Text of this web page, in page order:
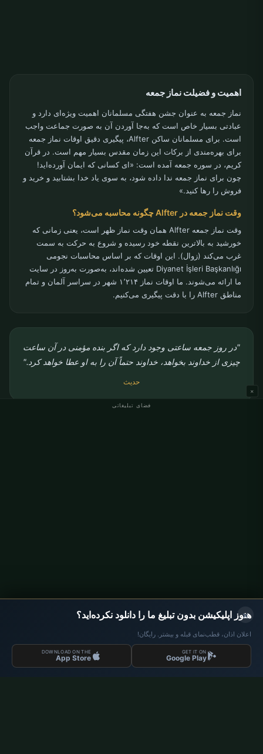
اهمیت و فضیلت نماز جمعه
نماز جمعه به عنوان جشن هفتگی مسلمانان اهمیت ویژه‌ای دارد و
عبادتی بسیار خاص است که به‌جا آوردن آن به صورت جماعت واجب
است. برای مسلمانان ساکن Alfter، پیگیری دقیق اوقات نماز جمعه
برای بهره‌مندی از برکات این زمان مقدس بسیار مهم است. در قرآن
کریم، در سوره جمعه آمده است: «ای کسانی که ایمان آورده‌اید!
چون برای نماز جمعه ندا داده شود، به سوی یاد خدا بشتابید و خرید و
فروش را رها کنید.»
وقت نماز جمعه در Alfter چگونه محاسبه می‌شود؟
وقت نماز جمعه Alfter همان وقت نماز ظهر است، یعنی زمانی که
خورشید به بالاترین نقطه خود رسیده و شروع به حرکت به سمت
غرب می‌کند (زوال). این اوقات که بر اساس محاسبات نجومی
Diyanet İşleri Başkanlığı تعیین شده‌اند، به‌صورت به‌روز در سایت
ما ارائه می‌شوند. ما اوقات نماز ۱٬۲۱۴ شهر در سراسر آلمان و تمام
مناطق Alfter را با دقت پیگیری می‌کنیم.
"در روز جمعه ساعتی وجود دارد که اگر بنده مؤمنی در آن ساعت
چیزی از خداوند بخواهد، خداوند حتماً آن را به او عطا خواهد کرد."
حدیث
فضای تبلیغاتی
×
×
هنوز اپلیکیشن بدون تبلیغ ما را دانلود نکرده‌اید؟
اعلان اذان، قطب‌نمای قبله و بیشتر. رایگان!
GET IT ON
Google Play
DOWNLOAD ON THE
App Store